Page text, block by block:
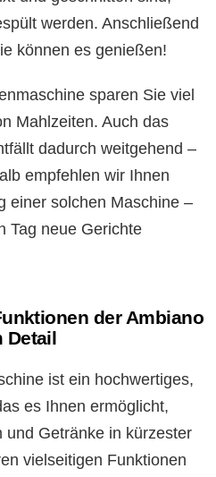
werden. Anschließend
können es genießen!
sparen Sie viel
Mahlzeiten. Auch das
dadurch weitgehend –
empfehlen wir Ihnen
einer solchen Maschine –
Tag neue Gerichte
der Ambiano
Detail
ist ein hochwertiges,
es Ihnen ermöglicht,
Getränke in kürzester
vielseitigen Funktionen